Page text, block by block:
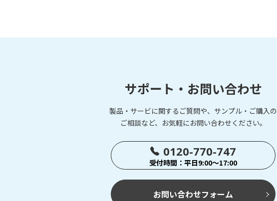
サポート・お問い合わせ
製品・サービに関するご質問や、サンプル・ご購入の
ご相談など、お気軽にお問い合わせください。
0120-770-747
受付時間：平日9:00～17:00
お問い合わせフォーム